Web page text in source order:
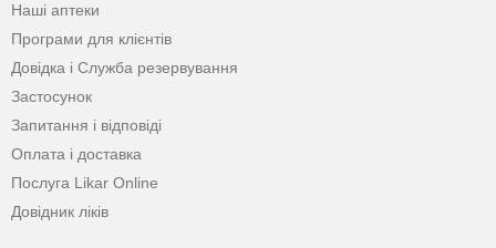
Наші аптеки
Програми для клієнтів
Довідка і Служба резервування
Застосунок
Запитання і відповіді
Оплата і доставка
Послуга Likar Online
Довідник ліків